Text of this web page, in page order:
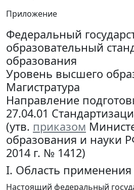
Приложение
Федеральный
образовательный
образования
Уровень высшего
Магистратура
Направление
27.04.01
(утв. приказом
образования и науки
2014 г. № 1412)
I. Область применения
Настоящий федеральный